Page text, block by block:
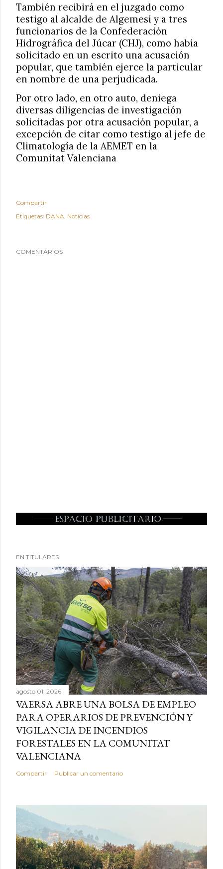
También recibirá en el juzgado como
testigo al alcalde de Algemesí y a tres
funcionarios de la Confederación
Hidrográfica del Júcar (CHJ), como había
solicitado en un escrito una acusación
popular, que también ejerce la particular
en nombre de una perjudicada.
Por otro lado, en otro auto, deniega
diversas diligencias de investigación
solicitadas por otra acusación popular, a
excepción de citar como testigo al jefe de
Climatología de la AEMET en la
Comunitat Valenciana
Compartir
Etiquetas: DANA Noticias
COMENTARIOS
EN TITULARES
agosto 01, 2026
VAERSA ABRE UNA BOLSA DE EMPLEO
PARA OPERARIOS DE PREVENCIÓN Y
VIGILANCIA DE INCENDIOS
FORESTALES EN LA COMUNITAT
VALENCIANA
Compartir Publicar un comentario